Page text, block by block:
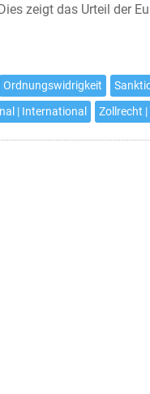
zeigt das Urteil der
Ordnungswidrigkeit
| International Zollrecht